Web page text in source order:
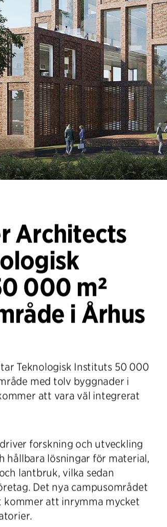
Architects
000 m²
i Århus
Teknologisk Instituts 50 000
med tolv byggnader i
att vara väl integrerat
forskning och utveckling
hållbara lösningar för material,
lantbruk, vilka sedan
Det nya campusområdet
kommer att inrymma mycket